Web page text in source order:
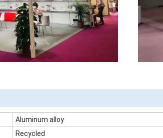
Aluminum alloy
Recycled